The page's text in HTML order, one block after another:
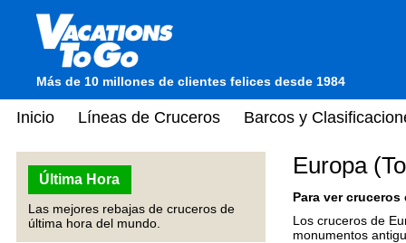
Más de 10 millones de clientes felices desde 1984
Inicio Líneas de Cruceros Barcos y
Última Hora
Las mejores rebajas de cruceros de
última hora del mundo.
Europa
Para ver
Los cruceros de
monumentos